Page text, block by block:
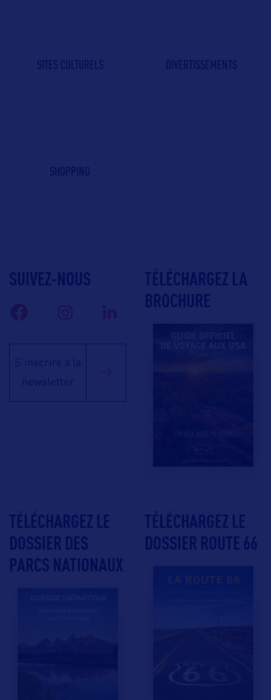
SITES CULTURELS DIVERTISSEMENTS
SHOPPING
SUIVEZ-NOUS
S'inscrire à la
newsletter
TÉLÉCHARGEZ LA
BROCHURE
TÉLÉCHARGEZ LE
DOSSIER DES
PARCS NATIONAUX
TÉLÉCHARGEZ LE
DOSSIER ROUTE 66